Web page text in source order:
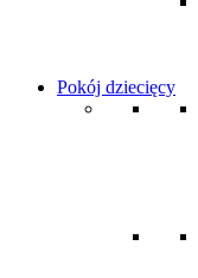
Pokój dziecięcy